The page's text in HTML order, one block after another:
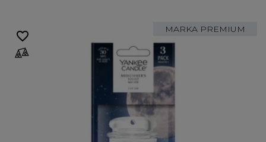
MARKA PREMIUM
favorite_border